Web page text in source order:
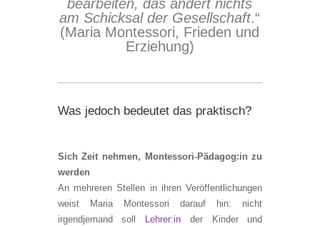
bearbeiten, das ändert nichts
am Schicksal der Gesellschaft.“
(Maria Montessori, Frieden und
Erziehung)
Was jedoch bedeutet das praktisch?
Sich Zeit nehmen, Montessori-Pädagog:in zu
werden
An mehreren Stellen in ihren Veröffentlichungen
weist Maria Montessori darauf hin: nicht
irgendjemand soll
Lehrer:in der Kinder und